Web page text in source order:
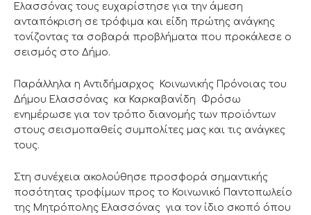
Ελασσόνας τους ευχαρίστησε για την άμεση
ανταπόκριση σε τρόφιμα και είδη πρώτης ανάγκης
τονίζοντας τα σοβαρά προβλήματα που προκάλεσε ο
σεισμός στο Δήμο.
Παράλληλα η Αντιδήμαρχος Κοινωνικής Πρόνοιας του
Δήμου Ελασσόνας κα Καρκαβανίδη Φρόσω
ενημέρωσε για τον τρόπο διανομής των προϊόντων
στους σεισμοπαθείς συμπολίτες μας και τις ανάγκες
τους.
Στη συνέχεια ακολούθησε προσφορά σημαντικής
ποσότητας τροφίμων προς το Κοινωνικό Παντοπωλείο
της Μητρόπολης Ελασσόνας για τον ίδιο σκοπό όπου